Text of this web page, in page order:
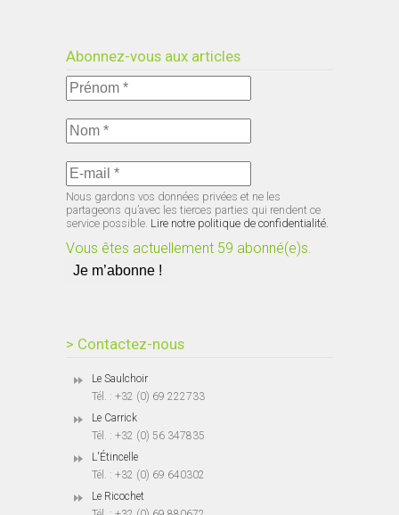
Abonnez-vous aux articles
Nous gardons vos données privées et ne les
partageons qu’avec les tierces parties qui rendent ce
service possible. Lire notre politique de confidentialité.
Vous êtes actuellement 59 abonné(e)s.
> Contactez-nous
Le Saulchoir
Tél. : +32 (0) 69 222733
Le Carrick
Tél. : +32 (0) 56 347835
L'Étincelle
Tél. : +32 (0) 69 640302
Le Ricochet